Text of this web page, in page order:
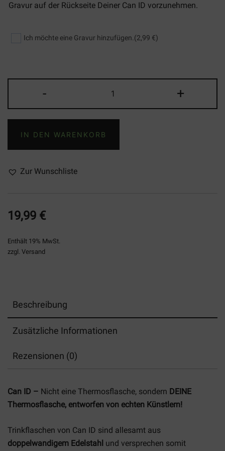
Gravur auf der Rückseite Deiner Can ID vorzunehmen.
Ich möchte eine Gravur hinzufügen. (2,99 €)
-
ID
Glossy
Artist
+
IN DEN WARENKORB
Zur Wunschliste
19,99 €
Enthält 19% MwSt.
zzgl. Versand
Beschreibung
Zusätzliche Informationen
Rezensionen (0)
Can ID – Nicht eine Thermosflasche, sondern DEINE
Thermosflasche, entworfen von echten Künstlern!
Trinkflaschen von Can ID sind allesamt aus
doppelwandigem Edelstahl und versprechen somit